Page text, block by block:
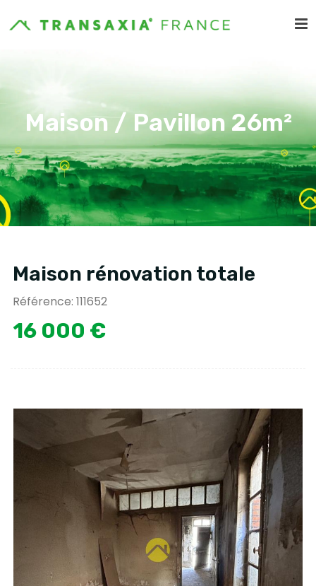
Maison / Pavillon 26m²
Maison rénovation totale
Référence: 111652
16 000 €